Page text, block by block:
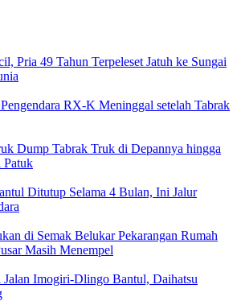
Pria 49 Tahun Terpeleset Jatuh ke Sungai
RX-K Meninggal setelah Tabrak
Dump Tabrak Truk di Depannya hingga
Patuk
Ditutup Selama 4 Bulan, Ini Jalur
di Semak Belukar Pekarangan Rumah
Masih Menempel
Jalan Imogiri-Dlingo Bantul, Daihatsu